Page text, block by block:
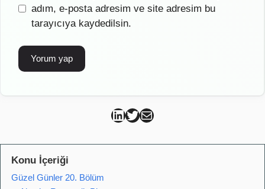
sitesiadım, e-posta adresim ve site adresim bu
tarayıcıya kaydedilsin.
Can Kütahya Linkedin
Can Kütahya Twitter
Can Kütahya Mail
Konu İçeriği
Güzel Günler 20. Bölüm